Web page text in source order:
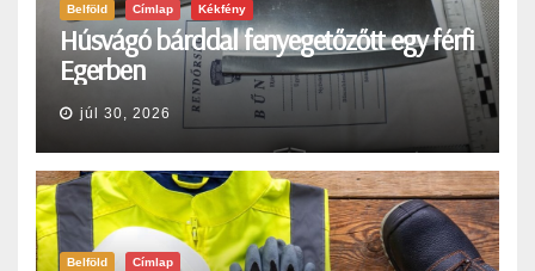
Belföld Címlap Kékfény
Húsvágó bárddal fenyegetőzőtt egy férfi
Egerben
júl 30, 2026
Belföld Címlap